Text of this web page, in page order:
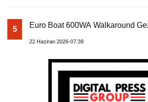
5 Euro Boat 600WA Walkaround
22 Haziran 2026-07:39